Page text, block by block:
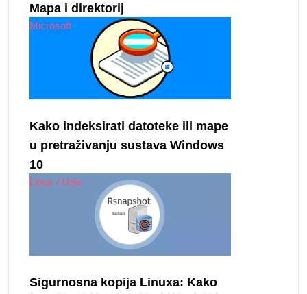
Mapa i direktorij
Microsoft
Kako indeksirati datoteke ili mape
u pretraživanju sustava Windows
10
Linux / Unix
Sigurnosna kopija Linuxa: Kako